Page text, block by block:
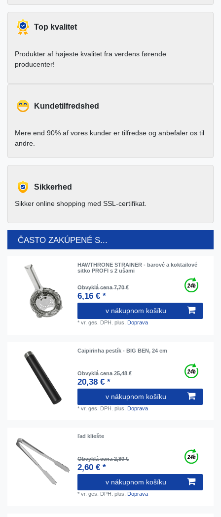
Top kvalitet
Produkter af højeste kvalitet fra verdens førende
producenter!
Kundetilfredshed
Mere end 90% af vores kunder er tilfredse og anbefaler os til
andre.
Sikkerhed
Sikker online shopping med SSL-certifikat.
ČASTO ZAKÚPENÉ S...
HAWTHRONE STRAINER - barové a koktailové
sitko PROFI s 2 ušami
Obvyklá cena 7,70 €
6,16 € *
v nákupnom košíku
*vr. ges. DPH. plus. Doprava
Caipirinha pestík - BIG BEN, 24 cm
Obvyklá cena 25,48 €
20,38 € *
v nákupnom košíku
*vr. ges. DPH. plus. Doprava
ľad kliešte
Obvyklá cena 2,80 €
2,60 € *
v nákupnom košíku
*vr. ges. DPH. plus. Doprava